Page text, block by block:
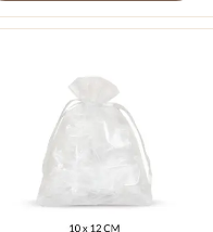
mm
8922C70
unidad
Ref-